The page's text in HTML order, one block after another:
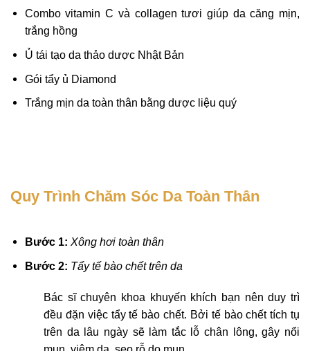
Combo vitamin C và collagen tươi giúp da căng mịn,
trắng hồng
Ủ tái tạo da thảo dược Nhật Bản
Gói tẩy ủ Diamond
Trắng mịn da toàn thân bằng dược liệu quý
Quy Trình Chăm Sóc Da Toàn Thân
Bước 1: Xông hơi toàn thân
Bước 2: Tẩy tế bào chết trên da
Bác sĩ chuyên khoa khuyến khích bạn nên duy trì
đều đặn việc tẩy tế bào chết. Bởi tế bào chết tích tụ
trên da lâu ngày sẽ làm tắc lỗ chân lông, gây nổi